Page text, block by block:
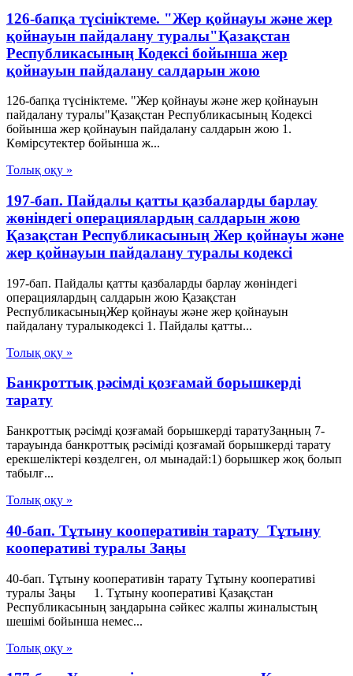
126-бапқа түсініктеме. "Жер қойнауы және жер
қойнауын пайдалану туралы"Қазақстан
Республикасының Кодексі бойынша жер
қойнауын пайдалану салдарын жою
126-бапқа түсініктеме. "Жер қойнауы және жер қойнауын
пайдалану туралы"Қазақстан Республикасының Кодексі
бойынша жер қойнауын пайдалану салдарын жою 1.
Көмірсутектер бойынша ж...
Толық оқу »
197-бап. Пайдалы қатты қазбаларды барлау
жөніндегі операциялардың салдарын жою
Қазақстан Республикасының Жер қойнауы және
жер қойнауын пайдалану туралы кодексі
197-бап. Пайдалы қатты қазбаларды барлау жөніндегі
операциялардың салдарын жою Қазақстан
РеспубликасыныңЖер қойнауы және жер қойнауын
пайдалану туралыкодексі 1. Пайдалы қатты...
Толық оқу »
Банкроттық рәсімді қозғамай борышкерді
тарату
Банкроттық рәсімді қозғамай борышкерді таратуЗаңның 7-
тарауында банкроттық рәсіміді қозғамай борышкерді тарату
ерекшеліктері көзделген, ол мынадай:1) борышкер жоқ болып
табылғ...
Толық оқу »
40-бап. Тұтыну кооперативiн тарату Тұтыну
кооперативі туралы Заңы
40-бап. Тұтыну кооперативiн тарату Тұтыну кооперативі
туралы Заңы 1. Тұтыну кооперативі Қазақстан
Республикасының заңдарына сәйкес жалпы жиналыстың
шешімі бойынша немес...
Толық оқу »